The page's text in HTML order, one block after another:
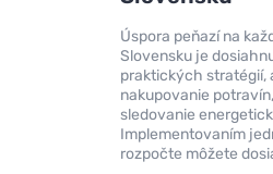
Úspora peňazí na
Slovensku je
praktických stratégií,
nakupovanie
sledovanie
Implementovaním
rozpočte môžete